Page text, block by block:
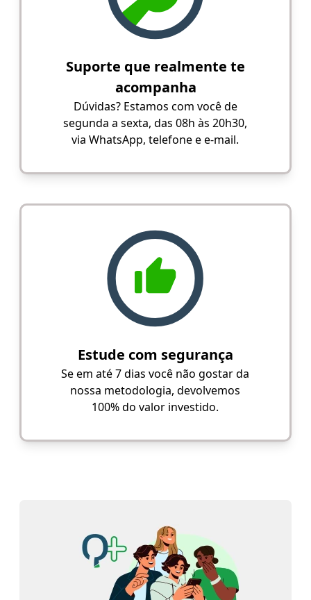
Suporte que realmente te
acompanha
Dúvidas? Estamos com você de
segunda a sexta, das 08h às 20h30,
via WhatsApp, telefone e e-mail.
Estude com segurança
Se em até 7 dias você não gostar da
nossa metodologia, devolvemos
100% do valor investido.